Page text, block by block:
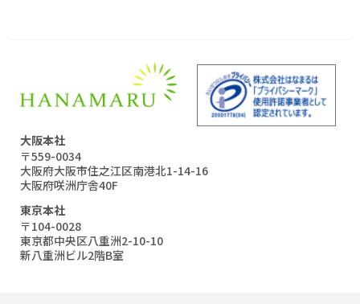
大阪本社
〒559-0034
大阪府大阪市住之江区南港北1-14-16
大阪府咲洲庁舎40F
東京本社
〒104-0028
東京都中央区八重洲2-10-10
新八重洲ビル2階B室